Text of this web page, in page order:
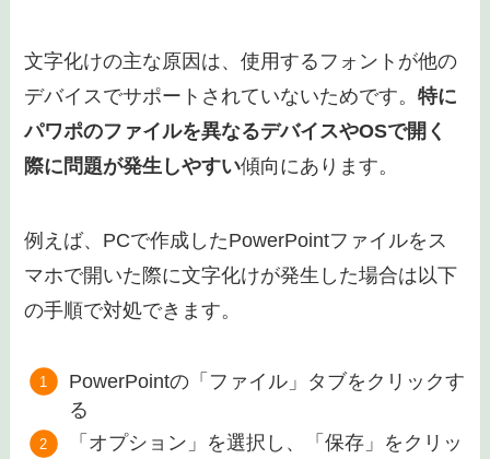
文字化けの主な原因は、使用するフォントが他の
デバイスでサポートされていないためです。特に
パワポのファイルを異なるデバイスやOSで開く
際に問題が発生しやすい傾向にあります。
例えば、PCで作成したPowerPointファイルをス
マホで開いた際に文字化けが発生した場合は以下
の手順で対処できます。
PowerPointの「ファイル」タブをクリックす
る
「オプション」を選択し、「保存」をクリッ